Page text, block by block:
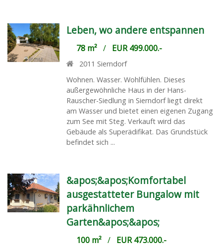
Leben, wo andere entspannen
78 m²/ EUR 499.000.-
2011 Sierndorf
Wohnen. Wasser. Wohlfühlen. Dieses
außergewöhnliche Haus in der Hans-
Rauscher-Siedlung in Sierndorf liegt direkt
am Wasser und bietet einen eigenen Zugang
zum See mit Steg. Verkauft wird das
Gebäude als Superädifikat. Das Grundstück
befindet sich ...
&apos;&apos;Komfortabel
ausgestatteter Bungalow mit
parkähnlichem
Garten&apos;&apos;
100 m²/ EUR 473.000.-